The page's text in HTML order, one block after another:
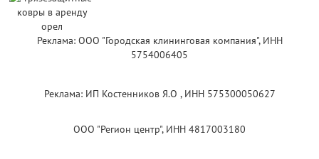
Реклама: ООО "Городская клининговая компания", ИНН
5754006405
Реклама: ИП Костенников Я.О , ИНН 575300050627
ООО "Регион центр", ИНН 4817003180